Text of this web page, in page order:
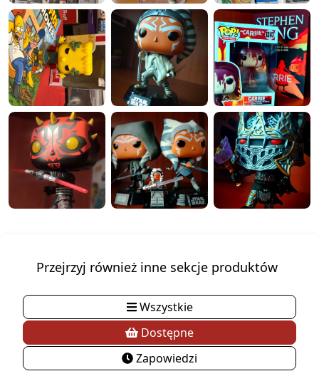
Przejrzyj również inne sekcje produktów
Wszystkie
Dostępne
Zapowiedzi